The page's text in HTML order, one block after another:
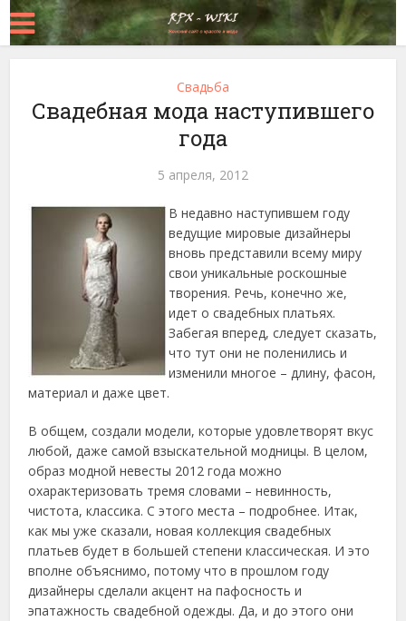
Свадьба
Свадебная мода наступившего
года
5 апреля, 2012
В недавно наступившем году
ведущие мировые дизайнеры
вновь представили всему миру
свои уникальные роскошные
творения. Речь, конечно же,
идет о свадебных платьях.
Забегая вперед, следует сказать,
что тут они не поленились и
изменили многое – длину, фасон,
материал и даже цвет.
В общем, создали модели, которые удовлетворят вкус
любой, даже самой взыскательной модницы. В целом,
образ модной невесты 2012 года можно
охарактеризовать тремя словами – невинность,
чистота, классика. С этого места – подробнее. Итак,
как мы уже сказали, новая коллекция свадебных
платьев будет в большей степени классическая. И это
вполне объяснимо, потому что в прошлом году
дизайнеры сделали акцент на пафосность и
эпатажность свадебной одежды. Да, и до этого они